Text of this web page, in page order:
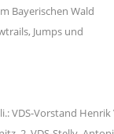
Bayerischen Wald
Jumps und
VDS-Vorstand